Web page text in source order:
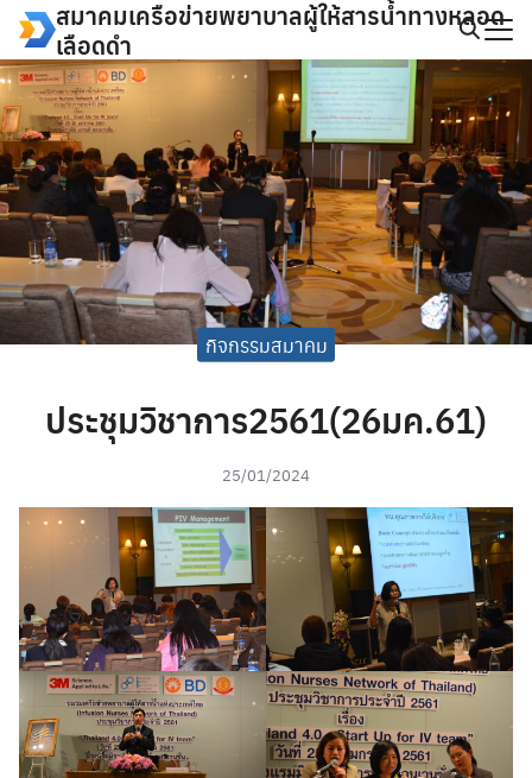
Skip
content
สมาคมเครือข่ายพยาบาลผู้ให้สารน้ำทางหลอด
เลือดดำ
Search
for:
กิจกรรมสมาคม
ประชุมวิชาการ2561(26มค.61)
25/01/2024